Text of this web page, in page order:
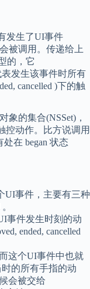
发生了UI事件
被调用。传递给上
的，它
发生该事件时所有
cancelled )下的触
象的集合(NSSet)，
控动作。比方说调用
处在 began 状态
UI事件，主要有三种
事件发生时刻的动
ended, cancelled
这个UI事件中也就
的所有手指的动
会被交给